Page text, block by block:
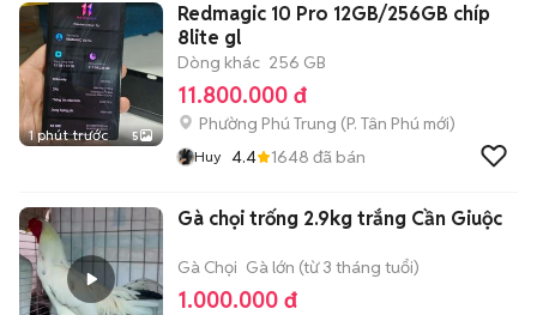
1 phút trước 5
Redmagic 10 Pro 12GB/256GB chíp
8lite gl
Dòng khác 256 GB
11.800.000 đ
Phường Phú Trung (P. Tân Phú mới)
Huy 4.4 1648 đã bán
Gà chọi trống 2.9kg trắng Cần Giuộc
Gà Chọi Gà lớn (từ 3 tháng tuổi)
1.000.000 đ